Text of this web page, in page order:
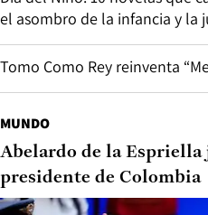
el asombro de la infancia y la
Tomo Como Rey reinventa
MUNDO
Abelardo de la Espriella
presidente de Colombia